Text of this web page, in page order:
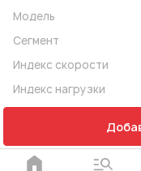
Модель
Сегмент
Индекс скорости
Индекс нагрузки